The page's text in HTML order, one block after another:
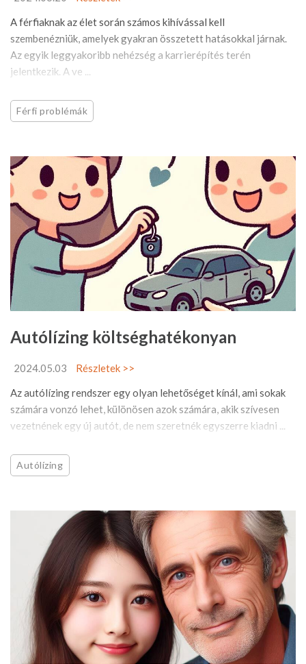
A férfiaknak az élet során számos kihívással kell
szembenézniük, amelyek gyakran összetett hatásokkal járnak.
Az egyik leggyakoribb nehézség a karrierépítés terén
jelentkezik. A ve ...
Férfi problémák
Autólízing költséghatékonyan
2024.05.03
Részletek >>
Az autólízing rendszer egy olyan lehetőséget kínál, ami sokak
számára vonzó lehet, különösen azok számára, akik szívesen
vezetnének egy új autót, de nem szeretnék egyszerre kiadni ...
Autólízing